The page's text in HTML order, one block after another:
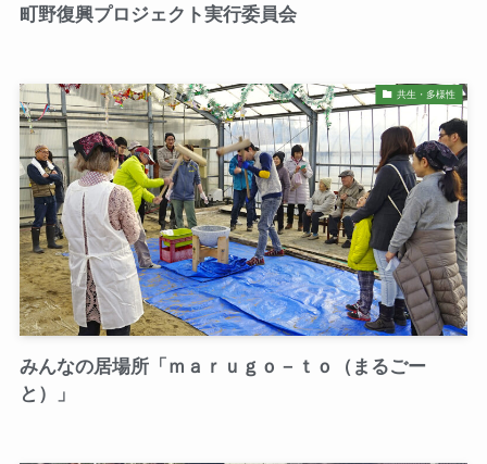
町野復興プロジェクト実行委員会
共生・多様性
みんなの居場所「ｍａｒｕｇｏ－ｔｏ（まるごー
と）」